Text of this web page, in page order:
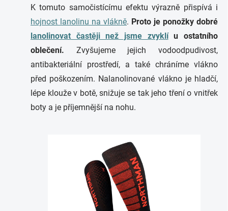
K tomuto samočistícímu efektu výrazně přispívá i
hojnost lanolinu na vlákně. Proto je ponožky dobré
lanolinovat častěji než jsme zvyklíu ostatního
oblečení. Zvyšujeme jejich vodoodpudivost,
antibakteriální prostředí, a také chráníme vlákno
před poškozením. Nalanolinované vlákno je hladčí,
lépe klouže v botě, snižuje se tak jeho tření o vnitřek
boty a je příjemnější na nohu.